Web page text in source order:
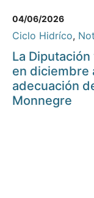
04/06/2026
Ciclo Hidríco,
La
en diciembre
adecuación
Monnegre